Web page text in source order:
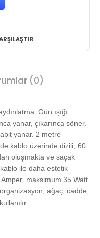
(0)
Gün ışığı
yanar, çıkarınca söner.
yanar. 2 metre
kablo üzerinde dizili, 60
oluşmakta ve saçak
ile daha estetik
maksimum 35 Watt.
ağaç, cadde,